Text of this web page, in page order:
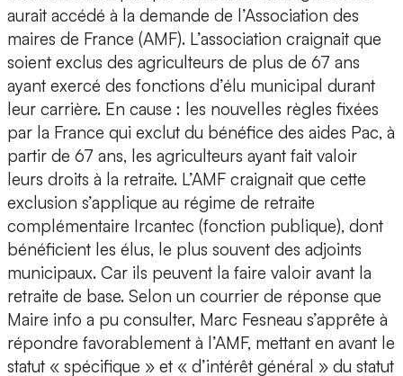
aurait accédé à la demande de l’Association des
maires de France (AMF). L’association craignait que
soient exclus des agriculteurs de plus de 67 ans
ayant exercé des fonctions d’élu municipal durant
leur carrière. En cause : les nouvelles règles fixées
par la France qui exclut du bénéfice des aides Pac, à
partir de 67 ans, les agriculteurs ayant fait valoir
leurs droits à la retraite. L’AMF craignait que cette
exclusion s’applique au régime de retraite
complémentaire Ircantec (fonction publique), dont
bénéficient les élus, le plus souvent des adjoints
municipaux. Car ils peuvent la faire valoir avant la
retraite de base. Selon un courrier de réponse que
Maire info a pu consulter, Marc Fesneau s’apprête à
répondre favorablement à l’AMF, mettant en avant le
statut « spécifique » et « d’intérêt général » du statut